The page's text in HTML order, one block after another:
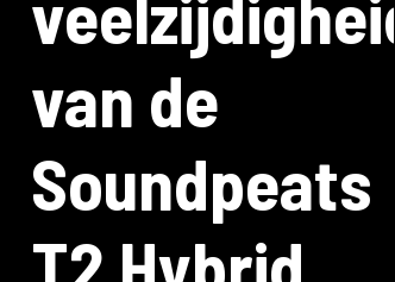
van de
Soundpeats